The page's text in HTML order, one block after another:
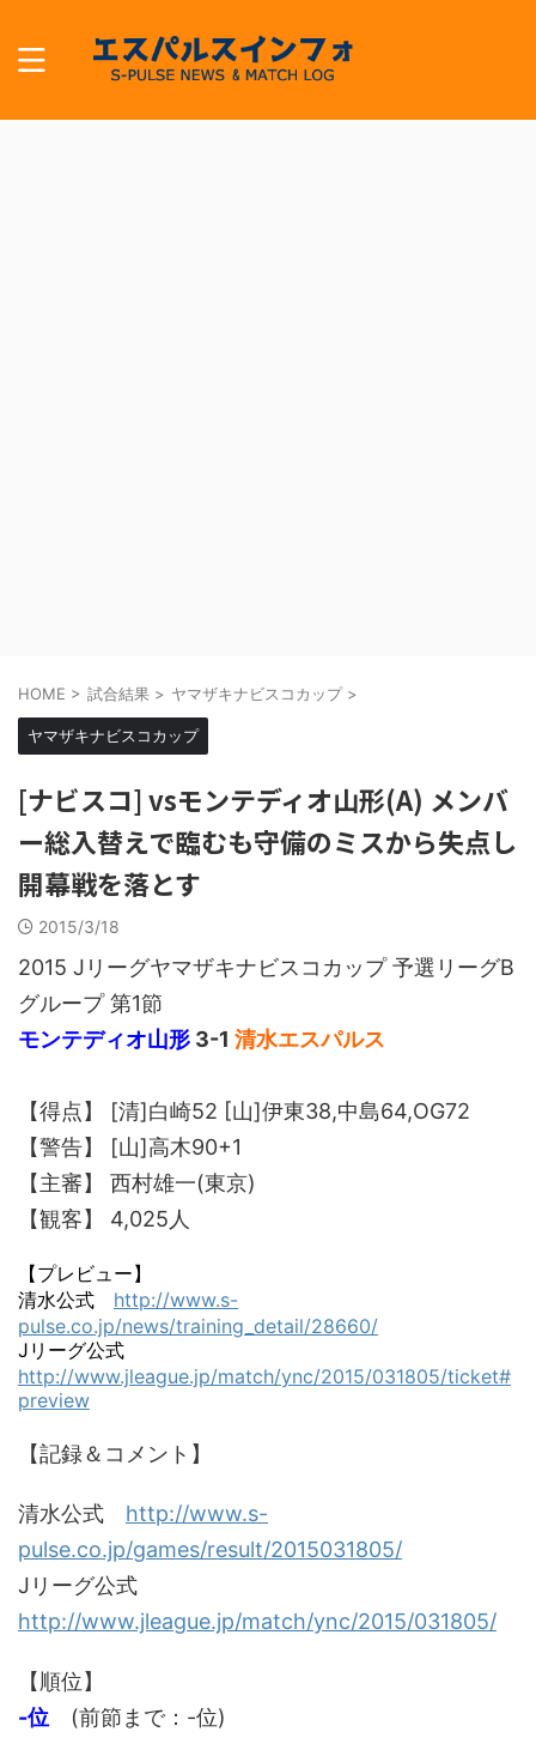
HOME > 試合結果 > ヤマザキナビスコカップ >
ヤマザキナビスコカップ
[ナビスコ] vsモンテディオ山形(A) メンバ
ー総入替えで臨むも守備のミスから失点し
開幕戦を落とす
2015/3/18
2015 Jリーグヤマザキナビスコカップ 予選リーグB
グループ 第1節
モンテディオ山形 3-1 清水エスパルス
【得点】 [清]白崎52 [山]伊東38,中島64,OG72
【警告】 [山]高木90+1
【主審】 西村雄一(東京)
【観客】 4,025人
【プレビュー】
清水公式 http://www.s-
pulse.co.jp/news/training_detail/28660/
Jリーグ公式
http://www.jleague.jp/match/ync/2015/031805/ticket#
preview
【記録＆コメント】
清水公式 http://www.s-
pulse.co.jp/games/result/2015031805/
Jリーグ公式
http://www.jleague.jp/match/ync/2015/031805/
【順位】
-位 (前節まで：-位)